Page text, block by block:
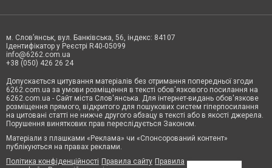
м. Слов’янськ, вул. Банківська, 56, індекс: 84107
Ідентифікатор у Реєстрі R40-05099
info@6262.com.ua
+38 (050) 426 26 24
Допускається цитування матеріалів без отримання попередньої згоди
6262.com.ua за умови розміщення в тексті обов'язкового посилання на
6262.com.ua - Сайт міста Слов'янська. Для інтернет-видань обов'язкове
розміщення прямого, відкритого для пошукових систем гіперпосилання
на цитовані статті не нижче другого абзацу в тексті або в якості джерела.
Порушення виняткових прав переслідується Законом.
Матеріали з плашками «Реклама» чи «Спонсорований контент»
публікуються на правах реклами.
Політика конфіденційності Правила сайту Правила